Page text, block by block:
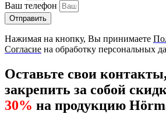
Ваш телефон
Отправить
Нажимая на кнопку, Вы принимаете
Согласие на обработку персональных
Оставьте свои
закрепить за собой
30% на продукцию